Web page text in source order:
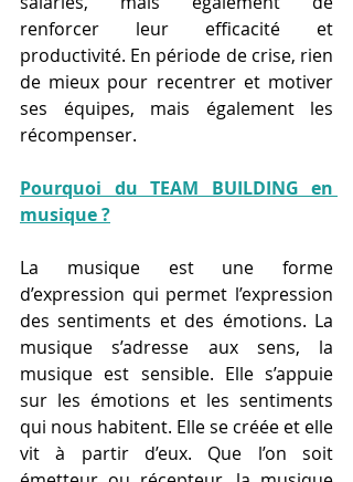
renforcer leur efficacité et
productivité. En période de crise, rien
de mieux pour recentrer et motiver
ses équipes, mais également les
récompenser.
Pourquoi du TEAM BUILDING en
musique ?
La musique est une forme
d’expression qui permet l’expression
des sentiments et des émotions. La
musique s’adresse aux sens, la
musique est sensible. Elle s’appuie
sur les émotions et les sentiments
qui nous habitent. Elle se créée et elle
vit à partir d’eux. Que l’on soit